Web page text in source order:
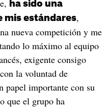
ha sido una
mis estándares,
nueva competición y me
lo máximo al equipo
exigente consigo
la voluntad de
papel importante con su
que el grupo ha